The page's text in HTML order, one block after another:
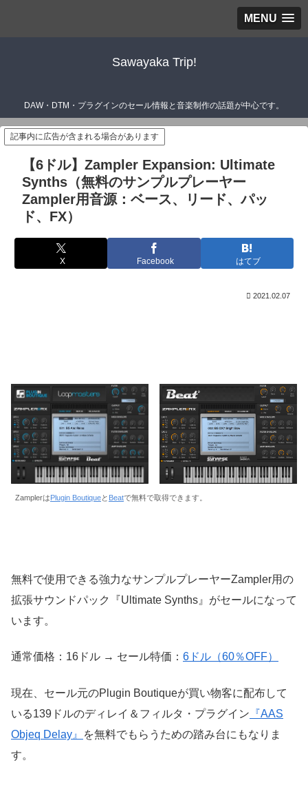
MENU
Sawayaka Trip!
DAW・DTM・プラグインのセール情報と音楽制作の話題が中心です。
記事内に広告が含まれる場合があります
【6ドル】Zampler Expansion: Ultimate
Synths（無料のサンプルプレーヤー
Zampler用音源：ベース、リード、パッ
ド、FX）
X Facebook はてブ
2021.02.07
ZamplerはPlugin Boutiqueと Beatで無料で取得できます。
無料で使用できる強力なサンプルプレーヤーZampler用の
拡張サウンドパック『Ultimate Synths』がセールになって
います。
通常価格：16ドル → セール特価： 6ドル（60％OFF）
現在、セール元のPlugin Boutiqueが買い物客に配布して
いる139ドルのディレイ＆フィルタ・プラグイン 『AAS
Objeq Delay』
を無料でもらうための踏み台にもなりま
す。